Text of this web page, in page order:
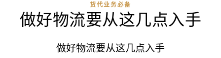
货代业务必备
做好物流要从这几点入手
做好物流要从这几点入手